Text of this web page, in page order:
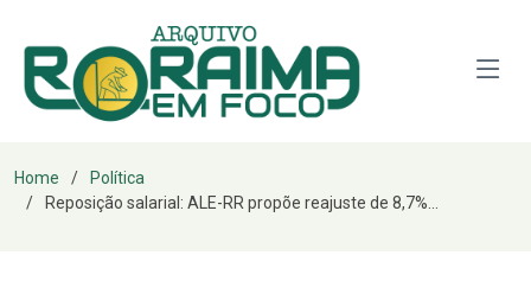
Home
Política
Reposição salarial: ALE-RR propõe reajuste de 8,7%...